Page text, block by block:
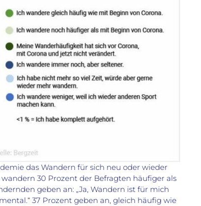
das Wandern für sich neu oder wieder
30 Prozent der Befragten häufiger als
geben an: „Ja, Wandern ist für mich
37 Prozent geben an, gleich häufig wie